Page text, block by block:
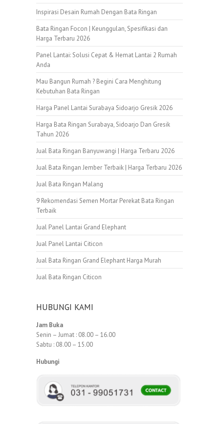
Inspirasi Desain Rumah Dengan Bata Ringan
Bata Ringan Focon | Keunggulan, Spesifikasi dan
Harga Terbaru 2026
Panel Lantai: Solusi Cepat & Hemat Lantai 2 Rumah
Anda
Mau Bangun Rumah ? Begini Cara Menghitung
Kebutuhan Bata Ringan
Harga Panel Lantai Surabaya Sidoarjo Gresik 2026
Harga Bata Ringan Surabaya, Sidoarjo Dan Gresik
Tahun 2026
Jual Bata Ringan Banyuwangi | Harga Terbaru 2026
Jual Bata Ringan Jember Terbaik | Harga Terbaru 2026
Jual Bata Ringan Malang
9 Rekomendasi Semen Mortar Perekat Bata Ringan
Terbaik
Jual Panel Lantai Grand Elephant
Jual Panel Lantai Citicon
Jual Bata Ringan Grand Elephant Harga Murah
Jual Bata Ringan Citicon
HUBUNGI KAMI
Jam Buka
Senin – Jumat : 08.00 – 16.00
Sabtu : 08.00 – 15.00
Hubungi